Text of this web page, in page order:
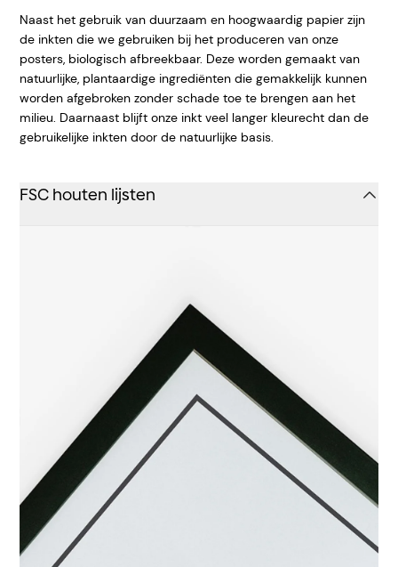
Naast het gebruik van duurzaam en hoogwaardig papier zijn
de inkten die we gebruiken bij het produceren van onze
posters, biologisch afbreekbaar. Deze worden gemaakt van
natuurlijke, plantaardige ingrediënten die gemakkelijk kunnen
worden afgebroken zonder schade toe te brengen aan het
milieu. Daarnaast blijft onze inkt veel langer kleurecht dan de
gebruikelijke inkten door de natuurlijke basis.
FSC houten lijsten